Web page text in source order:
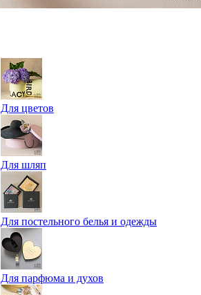
Для цветов
Для шляп
Для постельного белья и одежды
Для парфюма и духов